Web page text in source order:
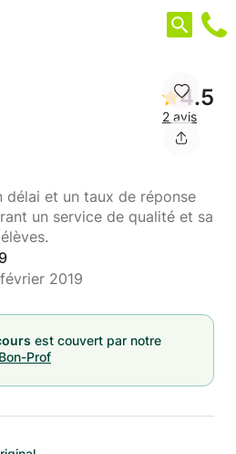
4.5
2 avis
délai et un taux de réponse
un service de qualité et sa
2019
est couvert par notre
Prof